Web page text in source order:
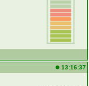
13:16:37